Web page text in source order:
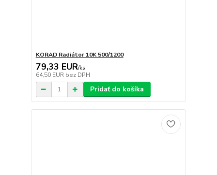
KORAD Radiátor 10K 500/1200
79,33 EUR/ks
64,50 EUR bez DPH
Pridať do košíka